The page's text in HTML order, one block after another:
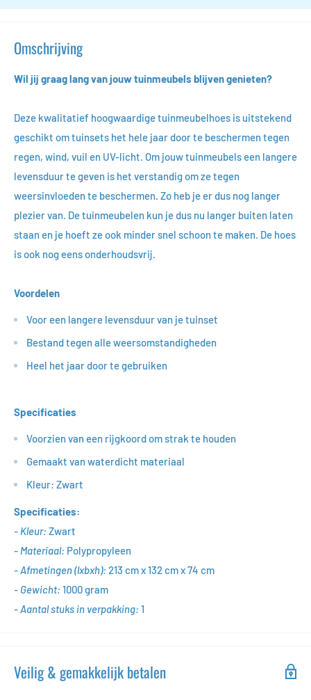
Omschrijving
Wil jij graag lang van jouw tuinmeubels blijven genieten?
Deze kwalitatief hoogwaardige tuinmeubelhoes is uitstekend
geschikt om tuinsets het hele jaar door te beschermen tegen
regen, wind, vuil en UV-licht. Om jouw tuinmeubels een langere
levensduur te geven is het verstandig om ze tegen
weersinvloeden te beschermen. Zo heb je er dus nog langer
plezier van. De tuinmeubelen kun je dus nu langer buiten laten
staan en je hoeft ze ook minder snel schoon te maken. De hoes
is ook nog eens onderhoudsvrij.
Voordelen
Voor een langere levensduur van je tuinset
Bestand tegen alle weersomstandigheden
Heel het jaar door te gebruiken
Specificaties
Voorzien van een rijgkoord om strak te houden
Gemaakt van waterdicht materiaal
Kleur: Zwart
Specificaties:
- Kleur: Zwart
- Materiaal: Polypropyleen
- Afmetingen (lxbxh): 213 cm x 132 cm x 74 cm
- Gewicht: 1000gram
- Aantal stuks in verpakking: 1
Veilig & gemakkelijk betalen